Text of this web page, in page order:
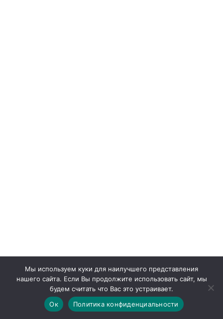
Мы используем куки для наилучшего представления
нашего сайта. Если Вы продолжите использовать сайт, мы
будем считать что Вас это устраивает.
Ок
Политика конфиденциальности